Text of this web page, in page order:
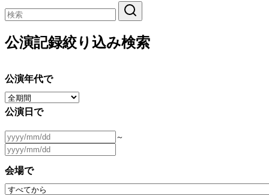
公演記録絞り込み検索
公演年代で
公演日で
～
会場で